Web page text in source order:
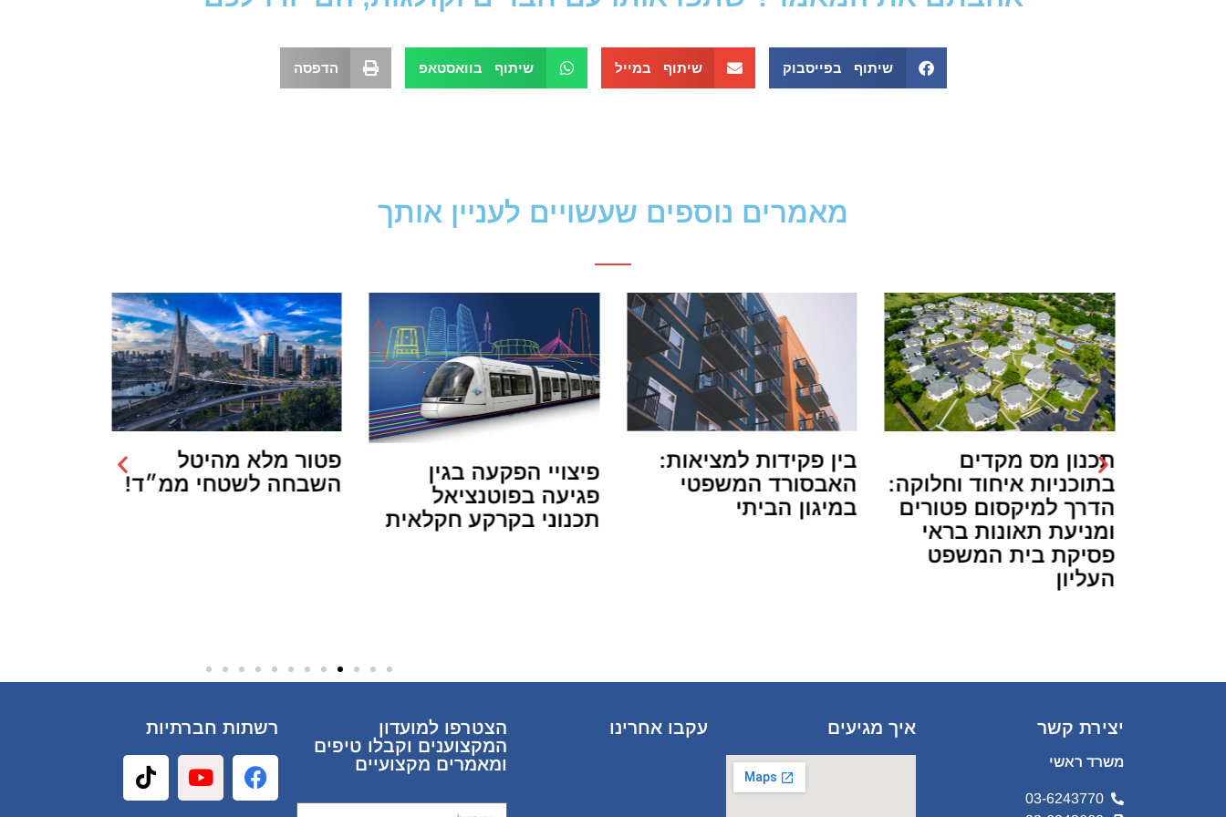
שיתוף בפייסבוק שיתוף במייל שיתוף בוואסטאפ הדפסה
מאמרים נוספים שעשויים לעניין אותך
תכנון מס מקדים
בתוכניות איחוד וחלוקה:
הדרך למיקסום פטורים
ומניעת תאונות בראי
פסיקת בית המשפט
העליון
בין פקידות למציאות:
האבסורד המשפטי
במיגון הביתי
פיצויי הפקעה בגין
פגיעה בפוטנציאל
תכנוני בקרקע חקלאית
פטור מלא מהיטל
השבחה לשטחי ממ״ד!
יצירת קשר
משרד ראשי
03-6243770
איך מגיעים עקבו אחרינו
הצטרפו למועדון
המקצוענים וקבלו טיפים
ומאמרים מקצועיים
רשתות חברתיות